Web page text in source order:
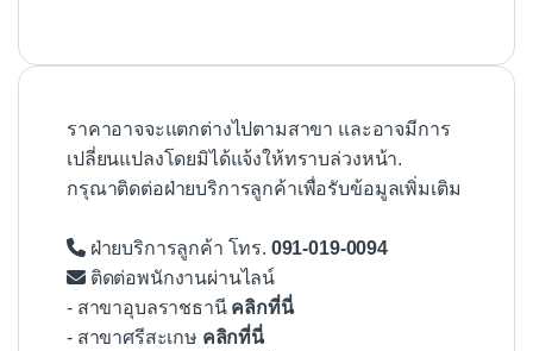
ราคาอาจจะแตกต่างไปตามสาขา และอาจมีการ
เปลี่ยนแปลงโดยมิได้แจ้งให้ทราบล่วงหน้า.
กรุณาติดต่อฝ่ายบริการลูกค้าเพื่อรับข้อมูลเพิ่มเติม
ฝ่ายบริการลูกค้า โทร. 091-019-0094
ติดต่อพนักงานผ่านไลน์
- สาขาอุบลราชธานี คลิกที่นี่
- สาขาศรีสะเกษ คลิกที่นี่